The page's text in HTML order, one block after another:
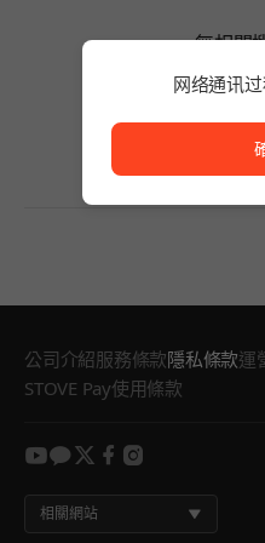
無相關
請減少關鍵字的字
公司介紹服務條款隱私條款運
STOVE Pay使用條款
youtube
kakao
twitter
facebook
instagram
相關網站
网络通讯